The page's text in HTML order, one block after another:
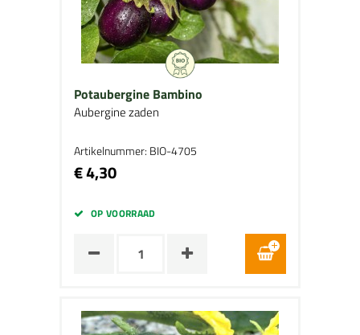
Potaubergine Bambino
Aubergine zaden
Artikelnummer: BIO-4705
€ 4,30
OP VOORRAAD